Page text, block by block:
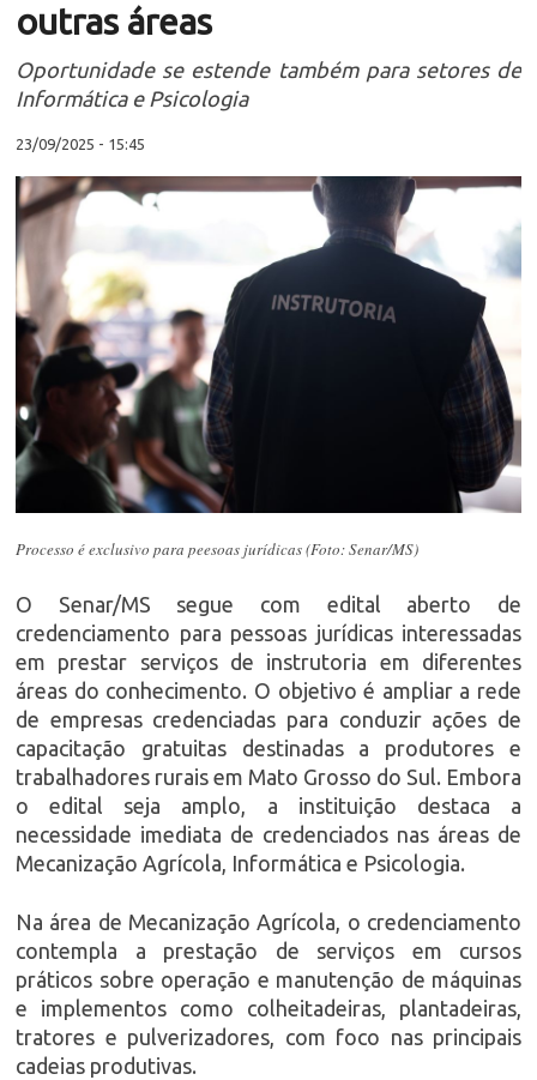
outras áreas
Oportunidade se estende também para setores de
Informática e Psicologia
23/09/2025 - 15:45
Processo é exclusivo para peesoas jurídicas (Foto: Senar/MS)
O Senar/MS segue com edital aberto de
credenciamento para pessoas jurídicas interessadas
em prestar serviços de instrutoria em diferentes
áreas do conhecimento. O objetivo é ampliar a rede
de empresas credenciadas para conduzir ações de
capacitação gratuitas destinadas a produtores e
trabalhadores rurais em Mato Grosso do Sul. Embora
o edital seja amplo, a instituição destaca a
necessidade imediata de credenciados nas áreas de
Mecanização Agrícola, Informática e Psicologia.
Na área de Mecanização Agrícola, o credenciamento
contempla a prestação de serviços em cursos
práticos sobre operação e manutenção de máquinas
e implementos como colheitadeiras, plantadeiras,
tratores e pulverizadores, com foco nas principais
cadeias produtivas.